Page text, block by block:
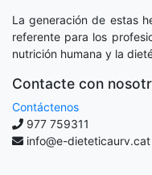
La generación de estas
referente para los
nutrición humana y la
Contacte con
Contáctenos
977 759311
info@e-dieteticaurv.cat